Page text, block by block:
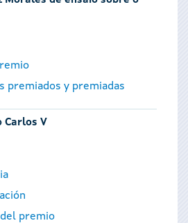
premiados y premiadas
Carlos V
premio